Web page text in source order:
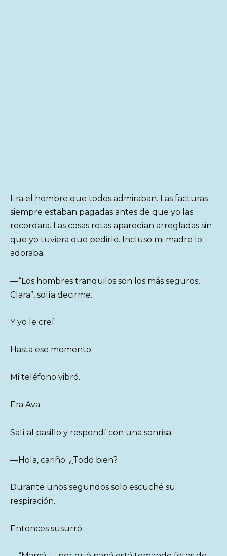
Era el hombre que todos admiraban. Las facturas
siempre estaban pagadas antes de que yo las
recordara. Las cosas rotas aparecían arregladas sin
que yo tuviera que pedirlo. Incluso mi madre lo
adoraba.
—“Los hombres tranquilos son los más seguros,
Clara”, solía decirme.
Y yo le creí.
Hasta ese momento.
Mi teléfono vibró.
Era Ava.
Salí al pasillo y respondí con una sonrisa.
—Hola, cariño. ¿Todo bien?
Durante unos segundos solo escuché su
respiración.
Entonces susurró: